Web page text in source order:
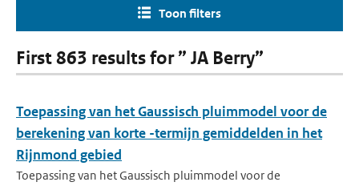
Toon filters
First 863 results for ” JA Berry”
Toepassing van het Gaussisch pluimmodel voor de
berekening van korte -termijn gemiddelden in het
Rijnmond gebied
Toepassing van het Gaussisch pluimmodel voor de